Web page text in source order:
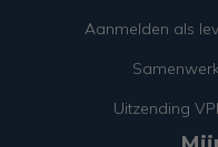
Aanmelden als
Uitzending